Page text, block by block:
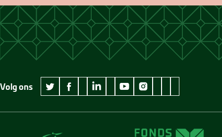
Volg ons
twitter Museum Jan Cunen
facebook Museum Jan Cunen
wikipedia Museum Jan Cunen
linkedin Museum Jan Cunen
googleplus Museum Jan Cunen
youtube Museum Jan Cunen
instagram Museum